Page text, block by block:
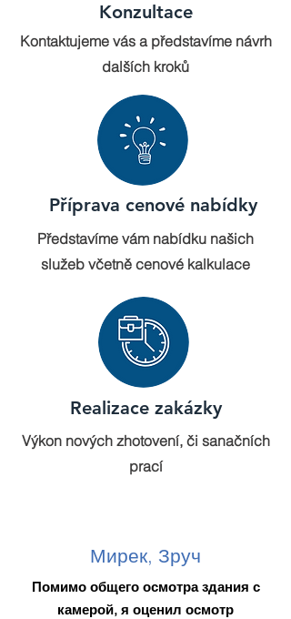
Konzultace
Kontaktujeme vás a představíme návrh
dalších kroků
Příprava cenové nabídky
Představíme vám nabídku našich
služeb včetně cenové kalkulace
Realizace zakázky
Výkon nových zhotovení, či sanačních
prací
Мирек, Зруч
Помимо общего осмотра здания с
камерой, я оценил осмотр